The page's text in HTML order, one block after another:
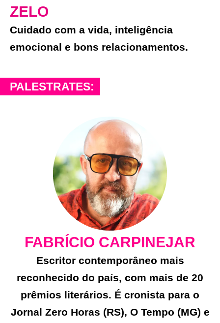
ZELO
Cuidado com a vida, inteligência
emocional e bons relacionamentos.
PALESTRATES:
FABRÍCIO CARPINEJAR
Escritor contemporâneo mais
reconhecido do país, com mais de 20
prêmios literários. É cronista para o
Jornal Zero Horas (RS), O Tempo (MG) e